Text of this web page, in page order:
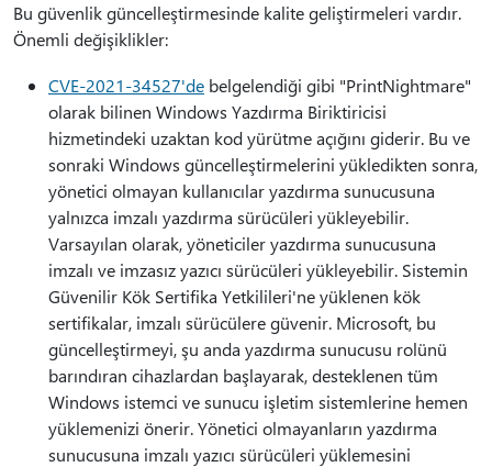
Bu güvenlik güncelleştirmesinde kalite geliştirmeleri vardır.
Önemli değişiklikler:
CVE-2021-34527'de belgelendiği gibi "PrintNightmare"
olarak bilinen Windows Yazdırma Biriktiricisi
hizmetindeki uzaktan kod yürütme açığını giderir. Bu ve
sonraki Windows güncelleştirmelerini yükledikten sonra,
yönetici olmayan kullanıcılar yazdırma sunucusuna
yalnızca imzalı yazdırma sürücüleri yükleyebilir.
Varsayılan olarak, yöneticiler yazdırma sunucusuna
imzalı ve imzasız yazıcı sürücüleri yükleyebilir. Sistemin
Güvenilir Kök Sertifika Yetkilileri'ne yüklenen kök
sertifikalar, imzalı sürücülere güvenir. Microsoft, bu
güncelleştirmeyi, şu anda yazdırma sunucusu rolünü
barındıran cihazlardan başlayarak, desteklenen tüm
Windows istemci ve sunucu işletim sistemlerine hemen
yüklemenizi önerir. Yönetici olmayanların yazdırma
sunucusuna imzalı yazıcı sürücüleri yüklemesini